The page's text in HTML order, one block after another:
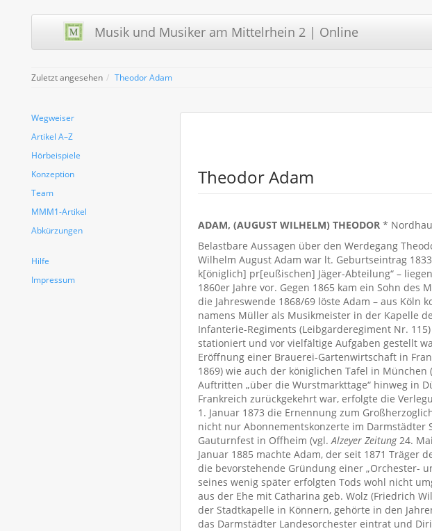
Musik und Musiker am Mittelrhein 2 | Online
Zuletzt angesehen Theodor Adam
Wegweiser
Artikel A–Z
Hörbeispiele
Konzeption
Team
MMM1-Artikel
Abkürzungen
Hilfe
Impressum
Theodor Adam
ADAM, (AUGUST WILHELM) THEODOR *
Belastbare Aussagen über den Werdegang
Wilhelm August Adam war lt. Geburtseintrag
k[öniglich] pr[eußischen] Jäger-Abteilung“ –
1860er Jahre vor. Gegen 1865 kam ein Sohn des
die Jahreswende 1868/69 löste Adam – aus Köln
namens Müller als Musikmeister in der Kapelle
Infanterie-Regiments (Leibgarderegiment Nr.
stationiert und vor vielfältige Aufgaben gestellt
Eröffnung einer Brauerei-Gartenwirtschaft in
1869) wie auch der königlichen Tafel in München (
Auftritten „über die Wurstmarkttage“ hinweg in
Frankreich zurückgekehrt war, erfolgte die
1. Januar 1873 die Ernennung zum
nicht nur Abonnementskonzerte im Darmstädter
Gauturnfest in Offheim (vgl.Alzeyer Zeitung24.
Januar 1885 machte Adam, der seit 1871 Träger
die bevorstehende Gründung einer „Orchester-
seines wenig später erfolgten Tods wohl nicht
aus der Ehe mit Catharina geb. Wolz (Friedrich
der Stadtkapelle in Könnern, gehörte in den
das Darmstädter Landesorchester eintrat und